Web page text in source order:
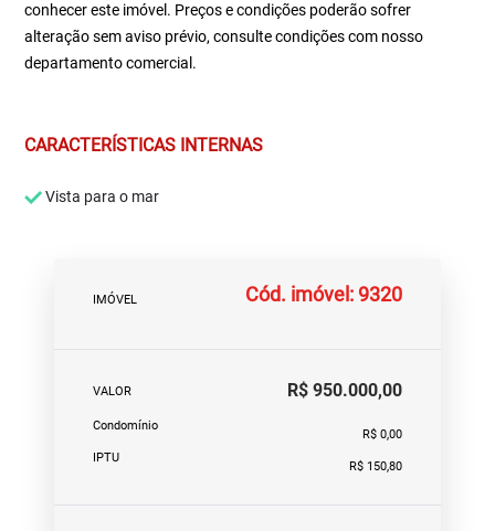
conhecer este imóvel. Preços e condições poderão sofrer
alteração sem aviso prévio, consulte condições com nosso
departamento comercial.
CARACTERÍSTICAS INTERNAS
Vista para o mar
IMÓVEL Cód. imóvel: 9320
VALOR R$ 950.000,00
Condomínio
R$ 0,00
IPTU
R$ 150,80